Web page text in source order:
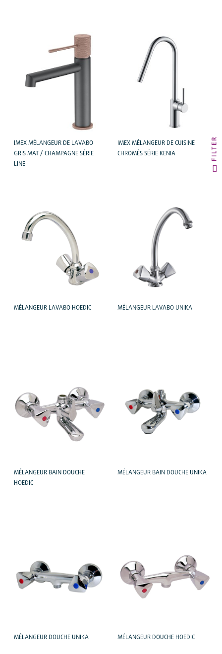
IMEX MÉLANGEUR DE LAVABO
GRIS MAT / CHAMPAGNE SÉRIE
LINE
IMEX MÉLANGEUR DE CUISINE
CHROMÉS SÉRIE KENIA
MÉLANGEUR LAVABO HOEDIC MÉLANGEUR LAVABO UNIKA
MÉLANGEUR BAIN DOUCHE
HOEDIC
MÉLANGEUR BAIN DOUCHE UNIKA
MÉLANGEUR DOUCHE UNIKA MÉLANGEUR DOUCHE HOEDIC
FILTER